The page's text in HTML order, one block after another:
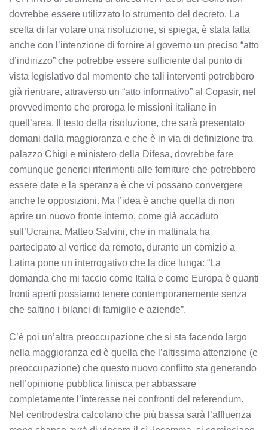
dovrebbe essere utilizzato lo strumento del decreto. La
scelta di far votare una risoluzione, si spiega, è stata fatta
anche con l’intenzione di fornire al governo un preciso “atto
d’indirizzo” che potrebbe essere sufficiente dal punto di
vista legislativo dal momento che tali interventi potrebbero
già rientrare, attraverso un “atto informativo” al Copasir, nel
provvedimento che proroga le missioni italiane in
quell’area. Il testo della risoluzione, che sarà presentato
domani dalla maggioranza e che è in via di definizione tra
palazzo Chigi e ministero della Difesa, dovrebbe fare
comunque generici riferimenti alle forniture che potrebbero
essere date e la speranza è che vi possano convergere
anche le opposizioni. Ma l’idea è anche quella di non
aprire un nuovo fronte interno, come già accaduto
sull’Ucraina. Matteo Salvini, che in mattinata ha
partecipato al vertice da remoto, durante un comizio a
Latina pone un interrogativo che la dice lunga: “La
domanda che mi faccio come Italia e come Europa è quanti
fronti aperti possiamo tenere contemporanemente senza
che saltino i bilanci di famiglie e aziende”.
C’è poi un’altra preoccupazione che si sta facendo largo
nella maggioranza ed è quella che l’altissima attenzione (e
preoccupazione) che questo nuovo conflitto sta generando
nell’opinione pubblica finisca per abbassare
completamente l’interesse nei confronti del referendum.
Nel centrodestra calcolano che più bassa sarà l’affluenza